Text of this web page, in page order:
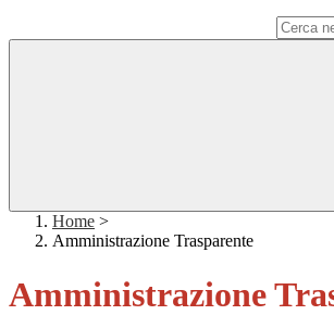
Home >
Amministrazione Trasparente
Amministrazione